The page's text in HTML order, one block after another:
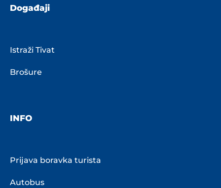
Događaji
Istraži Tivat
Brošure
INFO
Prijava boravka turista
Autobus